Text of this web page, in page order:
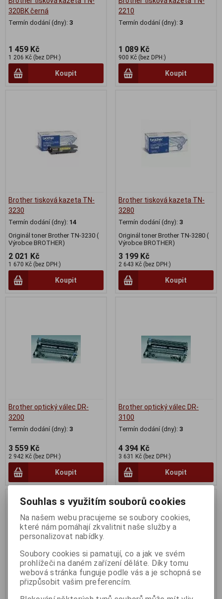
320BK černá
Termín dodání (dny): 3
1 459 Kč
1 206 Kč (bez DPH:)
Koupit
2210
Termín dodání (dny): 3
1 089 Kč
900 Kč (bez DPH:)
Koupit
Brother tisková kazeta TN-
3230
Termín dodání (dny): 14
Originál toner Brother TN-3230 (
Výrobce BROTHER)
2 021 Kč
1 670 Kč (bez DPH:)
Koupit
Brother tisková kazeta TN-
3280
Termín dodání (dny): 3
Originál toner Brother TN-3280 (
Výrobce BROTHER)
3 199 Kč
2 643 Kč (bez DPH:)
Koupit
Brother optický válec DR-
3200
Termín dodání (dny): 3
3 559 Kč
2 942 Kč (bez DPH:)
Koupit
Brother optický válec DR-
3100
Termín dodání (dny): 3
4 394 Kč
3 631 Kč (bez DPH:)
Koupit
Souhlas s využitím souborů cookies
Na našem webu pracujeme se soubory cookies,
které nám pomáhají zkvalitnit naše služby a
personalizovat nabídky.
Soubory cookies si pamatují, co a jak ve svém
prohlížeči na daném zařízení děláte. Díky tomu
webová stránka funguje podle vás a je schopná se
přizpůsobit vašim preferencím.